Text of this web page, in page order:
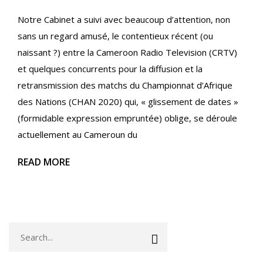
Notre Cabinet a suivi avec beaucoup d’attention, non
sans un regard amusé, le contentieux récent (ou
naissant ?) entre la Cameroon Radio Television (CRTV)
et quelques concurrents pour la diffusion et la
retransmission des matchs du Championnat d’Afrique
des Nations (CHAN 2020) qui, « glissement de dates »
(formidable expression empruntée) oblige, se déroule
actuellement au Cameroun du
READ MORE